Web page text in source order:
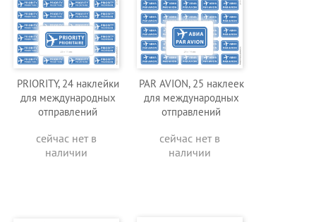
PRIORITY, 24 наклейки
для международных
отправлений
сейчас нет в
наличии
PAR AVION, 25 наклеек
для международных
отправлений
сейчас нет в
наличии